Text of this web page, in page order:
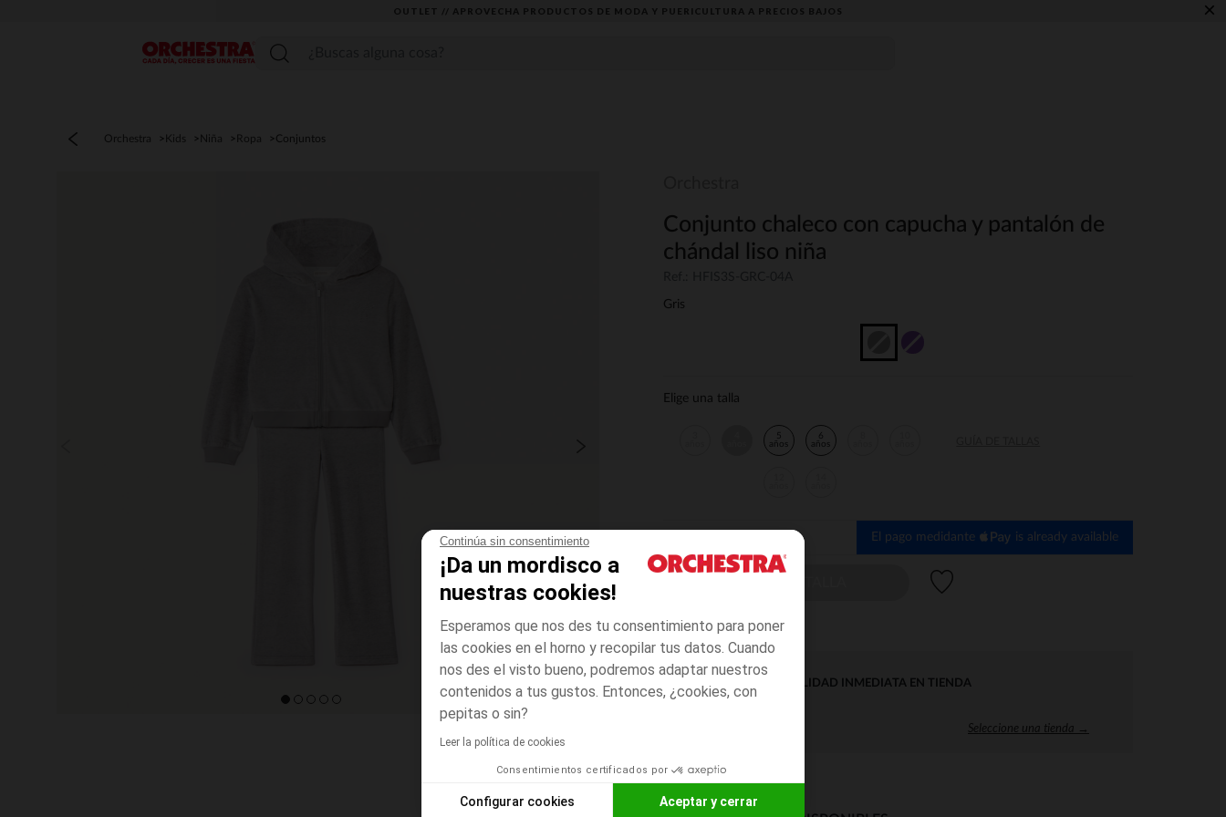
Continúa sin consentimiento
¡Da un mordisco a
nuestras cookies!
Esperamos que nos des tu consentimiento para poner
las cookies en el horno y recopilar tus datos. Cuando
nos des el visto bueno, podremos adaptar nuestros
contenidos a tus gustos. Entonces, ¿cookies, con
pepitas o sin?
Leer la política de cookies
Consentimientos certificados por
Configurar cookies Aceptar y cerrar
OUTLET // APROVECHA PRODUCTOS DE MODA Y PUERICULTURA A PRECIOS BAJOS ×
Menú
Orchestra Kids Niña Ropa Conjuntos
Conjunto chaleco con capucha y pantalón de
chándal liso niña
Gris
Elige una talla
5
años
6
años
El pago medidante is already available
DISPONIBILIDAD INMEDIATA EN TIENDA
Seleccione una tienda →